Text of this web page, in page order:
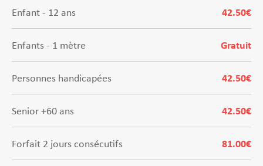
Enfant - 12 ans 42.50€
Enfants - 1 mètre Gratuit
Personnes handicapées 42.50€
Senior +60 ans 42.50€
Forfait 2 jours consécutifs 81.00€